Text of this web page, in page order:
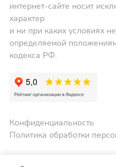
интернет-сайте носит
характер
и ни при каких условиях
определяемой
кодекса РФ.
Конфиденциальность
Политика обработки